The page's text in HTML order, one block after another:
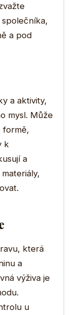
a pod
a aktivity,
mysl. Může
formě,
k
a
která
a
výživa je
u